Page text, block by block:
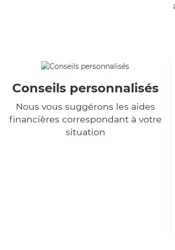
Conseils personnalisés
Nous vous suggérons les aides
financières correspondant à votre
situation